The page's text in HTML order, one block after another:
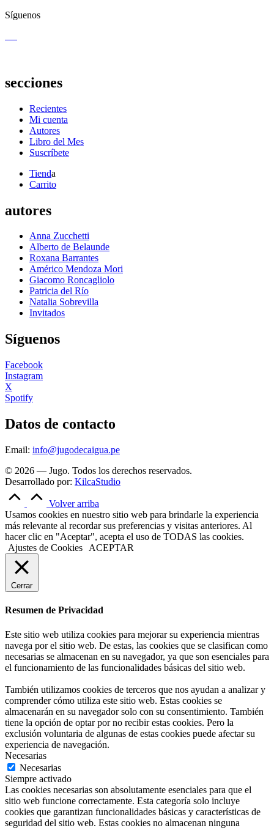
Síguenos
secciones
Recientes
Mi cuenta
Autores
Libro del Mes
Suscríbete
Tienda
Carrito
autores
Anna Zucchetti
Alberto de Belaunde
Roxana Barrantes
Américo Mendoza Mori
Giacomo Roncagliolo
Patricia del Río
Natalia Sobrevilla
Invitados
Síguenos
Facebook
Instagram
X
Spotify
Datos de contacto
Email: info@jugodecaigua.pe
© 2026 — Jugo. Todos los derechos reservados.
Desarrollado por: KilcaStudio
Volver arriba
Usamos cookies en nuestro sitio web para brindarle la experiencia
más relevante al recordar sus preferencias y visitas anteriores. Al
hacer clic en "Aceptar", acepta el uso de TODAS las cookies.
Ajustes de Cookies
ACEPTAR
Cerrar
Resumen de Privacidad
Este sitio web utiliza cookies para mejorar su experiencia mientras
navega por el sitio web. De estas, las cookies que se clasifican como
necesarias se almacenan en su navegador, ya que son esenciales para
el funcionamiento de las funcionalidades básicas del sitio web.
También utilizamos cookies de terceros que nos ayudan a analizar y
comprender cómo utiliza este sitio web. Estas cookies se
almacenarán en su navegador solo con su consentimiento. También
tiene la opción de optar por no recibir estas cookies. Pero la
exclusión voluntaria de algunas de estas cookies puede afectar su
experiencia de navegación.
Necesarias
Necesarias
Siempre activado
Las cookies necesarias son absolutamente esenciales para que el
sitio web funcione correctamente. Esta categoría solo incluye
cookies que garantizan funcionalidades básicas y características de
seguridad del sitio web. Estas cookies no almacenan ninguna